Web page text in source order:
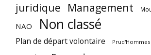
juridique Management
NAO Non classé
Plan de départ volontaire Prud'Hommes